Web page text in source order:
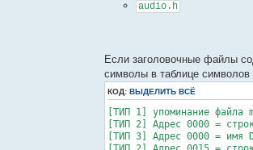
audio.h
Если заголовочные файлы
символы в таблице
КОД: ВЫДЕЛИТЬ ВСЁ
[ТИП 1] упоминание файла
[ТИП 2] Адрес 0000 =
[ТИП 3] Адрес 0000 = имя